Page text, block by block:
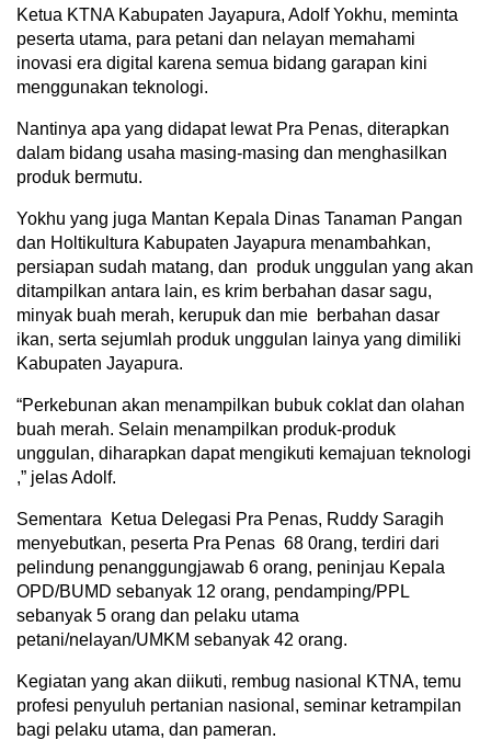
Ketua KTNA Kabupaten Jayapura, Adolf Yokhu, meminta
peserta utama, para petani dan nelayan memahami
inovasi era digital karena semua bidang garapan kini
menggunakan teknologi.
Nantinya apa yang didapat lewat Pra Penas, diterapkan
dalam bidang usaha masing-masing dan menghasilkan
produk bermutu.
Yokhu yang juga Mantan Kepala Dinas Tanaman Pangan
dan Holtikultura Kabupaten Jayapura menambahkan,
persiapan sudah matang, dan produk unggulan yang akan
ditampilkan antara lain, es krim berbahan dasar sagu,
minyak buah merah, kerupuk dan mie berbahan dasar
ikan, serta sejumlah produk unggulan lainya yang dimiliki
Kabupaten Jayapura.
“Perkebunan akan menampilkan bubuk coklat dan olahan
buah merah. Selain menampilkan produk-produk
unggulan, diharapkan dapat mengikuti kemajuan teknologi
,” jelas Adolf.
Sementara Ketua Delegasi Pra Penas, Ruddy Saragih
menyebutkan, peserta Pra Penas 68 0rang, terdiri dari
pelindung penanggungjawab 6 orang, peninjau Kepala
OPD/BUMD sebanyak 12 orang, pendamping/PPL
sebanyak 5 orang dan pelaku utama
petani/nelayan/UMKM sebanyak 42 orang.
Kegiatan yang akan diikuti, rembug nasional KTNA, temu
profesi penyuluh pertanian nasional, seminar ketrampilan
bagi pelaku utama, dan pameran.